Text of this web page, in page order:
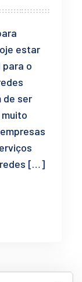
estar
o
de ser
redes […]